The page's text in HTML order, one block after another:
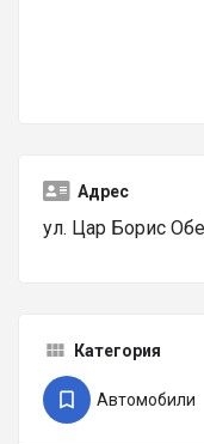
Адрес
ул. Цар Борис
Категория
Автомобили